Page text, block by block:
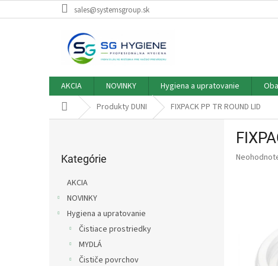
na
sales@systemsgroup.sk
AKCIA NOVINKY Hygiena a upratovanie
DomovProdukty DUNI FIXPACK PP TR ROUND LID
kategórie
Kategórie
AKCIA
NOVINKY
Hygiena a upratovanie
Čistiace prostriedky
MYDLÁ
Čističe povrchov
Priemerné